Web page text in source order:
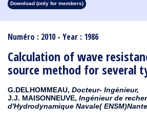
Numéro : 2010 - Year : 1986
Calculation of wave
source method for several
G.DELHOMMEAU, Docteur- Ingénieur,
J.J. MAISONNEUVE, Ingénieur de
d'Hydrodynamique Navale(
1913
1912 1911 1910
Download (only for members)